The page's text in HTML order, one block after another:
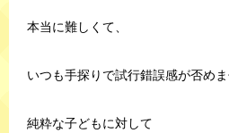
本当に難しくて、
いつも手探りで試行錯誤感が否めま
純粋な子どもに対して